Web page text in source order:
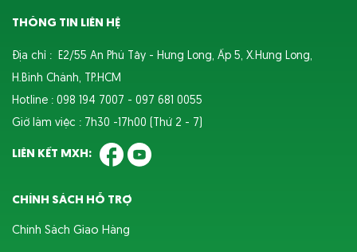
THÔNG TIN LIÊN HỆ
Địa chỉ : E2/55 An Phú Tây - Hưng Long, Ấp 5, X.Hưng Long,
H.Bình Chánh, TP.HCM
Hotline : 098 194 7007 - 097 681 0055
Giờ làm việc : 7h30 -17h00 (Thứ 2 - 7)
LIÊN KẾT MXH:
CHÍNH SÁCH HỖ TRỢ
Chính Sách Giao Hàng